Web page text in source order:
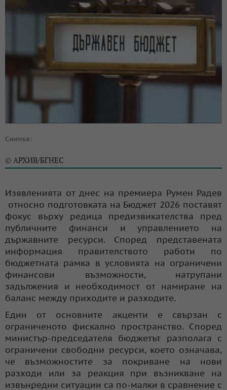
Снимка:
© АРХИВ/БГНЕС
Изявленията от днес на премиера Румен Радев
относно подготовката на Бюджет 2026 поставят
фокус върху редица предизвикателства пред
публичните финанси и управлението на
държавните ресурси. Според представената
информация правителството работи по
бюджетната рамка в условията на ограничени
финансови възможности, натрупани
задължения и необходимост от намиране на
баланс между приходите и разходите.
Един от основните акценти е свързан с
ограниченото фискално пространство. Според
министър-председателя бюджетът разполага с
ограничени свободни ресурси, което означава,
че възможностите за покриване на нови
разходи или за реакция при възникване на
извънредни ситуации са по-малки в сравнение с